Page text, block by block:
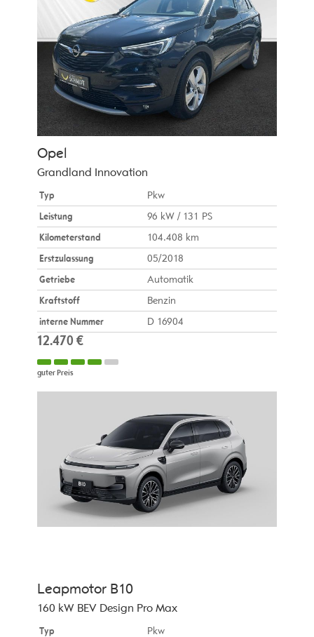
Opel
Grandland Innovation
Typ
Pkw
Leistung
96 kW / 131 PS
Kilometerstand
104.408 km
Erstzulassung
05/2018
Getriebe
Automatik
Kraftstoff
Benzin
interne Nummer
D 16904
12.470 €
guter Preis
Leapmotor B10
160 kW BEV Design Pro Max
Typ Pkw